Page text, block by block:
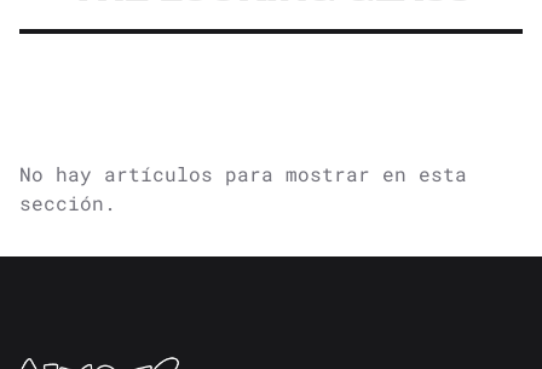
No hay artículos para mostrar en esta
sección.